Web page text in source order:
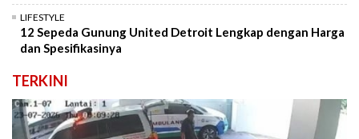
LIFESTYLE
12 Sepeda Gunung United Detroit Lengkap dengan Harga
dan Spesifikasinya
TERKINI